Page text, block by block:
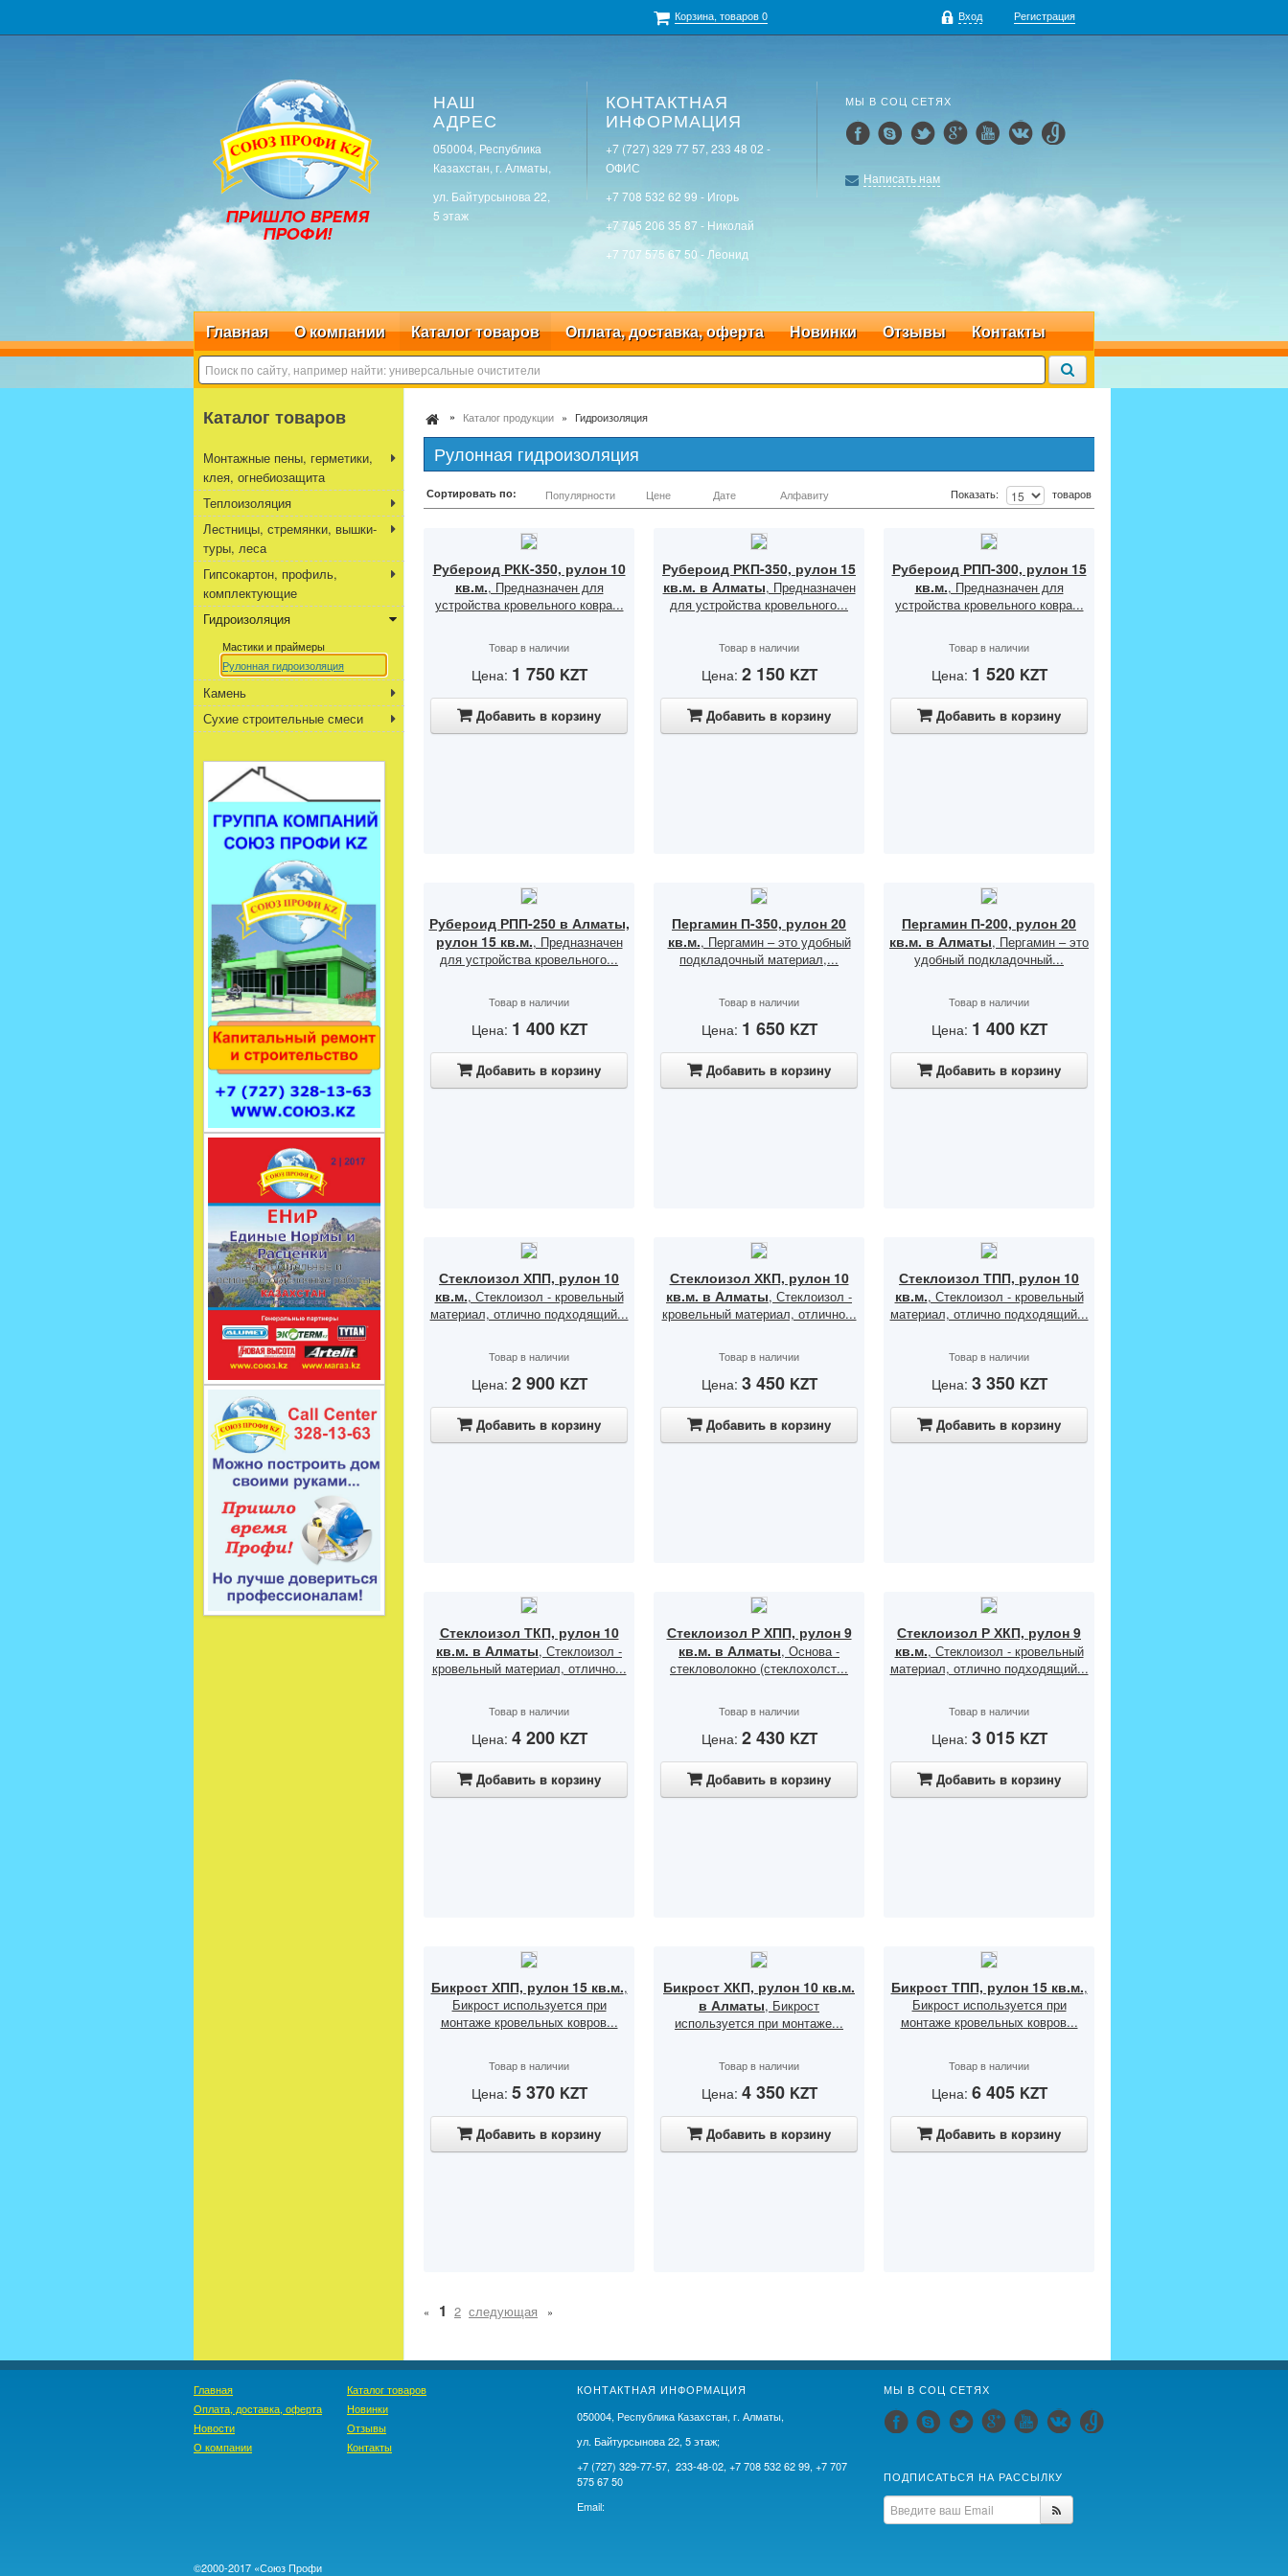
Корзина, товаров0 Вход Регистрация
НАШ
АДРЕС
050004, Республика
Казахстан, г. Алматы,
ул. Байтурсынова 22,
5 этаж
КОНТАКТНАЯ
ИНФОРМАЦИЯ
+7 (727) 329 77 57, 233 48 02 -
ОФИС
+7 708 532 62 99 - Игорь
+7 705 206 35 87 - Николай
+7 707 575 67 50 - Леонид
МЫ В СОЦ СЕТЯХ
Написать нам
Главная О компании Каталог товаров Оплата, доставка, оферта Новинки Отзывы Контакты
Каталог продукции Гидроизоляция
Рулонная гидроизоляция
Сортировать по: Популярности Цене Дате Алфавиту Показать: товаров
Рубероид РКК-350, рулон 10
кв.м., Предназначен для
устройства кровельного ковра...
Товар в наличии
Цена: 1 750 KZT
Добавить в корзину
Рубероид РКП-350, рулон 15
кв.м. в Алматы, Предназначен
для устройства кровельного...
Товар в наличии
Цена: 2 150 KZT
Добавить в корзину
Рубероид РПП-300, рулон 15
кв.м., Предназначен для
устройства кровельного ковра...
Товар в наличии
Цена: 1 520 KZT
Добавить в корзину
Рубероид РПП-250 в Алматы,
рулон 15 кв.м., Предназначен
для устройства кровельного...
Товар в наличии
Цена: 1 400 KZT
Добавить в корзину
Пергамин П-350, рулон 20
кв.м., Пергамин – это удобный
подкладочный материал,...
Товар в наличии
Цена: 1 650 KZT
Добавить в корзину
Пергамин П-200, рулон 20
кв.м. в Алматы, Пергамин – это
удобный подкладочный...
Товар в наличии
Цена: 1 400 KZT
Добавить в корзину
Стеклоизол ХПП, рулон 10
кв.м., Стеклоизол - кровельный
материал, отлично подходящий...
Товар в наличии
Цена: 2 900 KZT
Добавить в корзину
Стеклоизол ХКП, рулон 10
кв.м. в Алматы, Стеклоизол -
кровельный материал, отлично...
Товар в наличии
Цена: 3 450 KZT
Добавить в корзину
Стеклоизол ТПП, рулон 10
кв.м., Стеклоизол - кровельный
материал, отлично подходящий...
Товар в наличии
Цена: 3 350 KZT
Добавить в корзину
Стеклоизол ТКП, рулон 10
кв.м. в Алматы, Стеклоизол -
кровельный материал, отлично...
Товар в наличии
Цена: 4 200 KZT
Добавить в корзину
Стеклоизол Р ХПП, рулон 9
кв.м. в Алматы, Основа -
стекловолокно (стеклохолст...
Товар в наличии
Цена: 2 430 KZT
Добавить в корзину
Стеклоизол Р ХКП, рулон 9
кв.м., Стеклоизол - кровельный
материал, отлично подходящий...
Товар в наличии
Цена: 3 015 KZT
Добавить в корзину
Бикрост ХПП, рулон 15 кв.м.,
Бикрост используется при
монтаже кровельных ковров...
Товар в наличии
Цена: 5 370 KZT
Добавить в корзину
Бикрост ХКП, рулон 10 кв.м.
в Алматы, Бикрост
используется при монтаже...
Товар в наличии
Цена: 4 350 KZT
Добавить в корзину
Бикрост ТПП, рулон 15 кв.м.,
Бикрост используется при
монтаже кровельных ковров...
Товар в наличии
Цена: 6 405 KZT
Добавить в корзину
1 2 следующая
Каталог товаров
Монтажные пены, герметики,
клея, огнебиозащита
Теплоизоляция
Лестницы, стремянки, вышки-
туры, леса
Гипсокартон, профиль,
комплектующие
Гидроизоляция
Мастики и праймеры
Рулонная гидроизоляция
Камень
Сухие строительные смеси
Главная
Оплата, доставка, оферта
Новости
О компании
Каталог товаров
Новинки
Отзывы
Контакты
КОНТАКТНАЯ ИНФОРМАЦИЯ
050004, Республика Казахстан, г. Алматы,
ул. Байтурсынова 22, 5 этаж;
+7 (727) 329-77-57, 233-48-02, +7 708 532 62 99, +7 707
575 67 50
Email:
МЫ В СОЦ СЕТЯХ
ПОДПИСАТЬСЯ НА РАССЫЛКУ
©2000-2017 «Союз Профи